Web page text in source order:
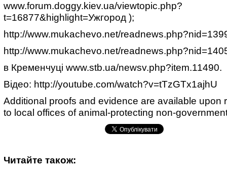
www.forum.doggy.kiev.ua/viewtopic.php?
t=16877&highlight=Ужгород );
http://www.mukachevo.net/
http://www.mukachevo.net/
в Кременчуці www.stb.ua/newsv.php?item.11490.
Відео: http://youtube.com/watch?v=tTzGTx1ajhU
Additional proofs and evidence are available upon
to local offices of animal-protecting non-
Читайте також: